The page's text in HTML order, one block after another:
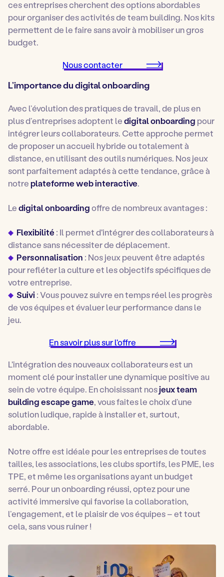
ces entreprises cherchent des options abordables
pour organiser des activités de team building. Nos kits
permettent de le faire sans avoir à mobiliser un gros
budget.
Nous contacter
L’importance du digital onboarding
Avec l’évolution des pratiques de travail, de plus en
plus d’entreprises adoptent ledigital onboarding pour
intégrer leurs collaborateurs. Cette approche permet
de proposer un accueil hybride ou totalement à
distance, en utilisant des outils numériques. Nos jeux
sont parfaitement adaptés à cette tendance, grâce à
notreplateforme web interactive.
Ledigital onboardingoffre de nombreux avantages :
Flexibilité : Il permet d'intégrer des collaborateurs à
distance sans nécessiter de déplacement.
Personnalisation : Nos jeux peuvent être adaptés
pour refléter la culture et les objectifs spécifiques de
votre entreprise.
Suivi: Vous pouvez suivre en temps réel les progrès
de vos équipes et évaluer leur performance dans le
jeu.
En savoir plus sur l'offre
L'intégration des nouveaux collaborateurs est un
moment clé pour installer une dynamique positive au
sein de votre équipe. En choisissant nosjeux team
building escape game, vous faites le choix d’une
solution ludique, rapide à installer et, surtout,
abordable.
Notre offre est idéale pour les entreprises de toutes
tailles, les associations, les clubs sportifs, les PME, les
TPE, et même les organisations ayant un budget
serré. Pour un onboarding réussi, optez pour une
activité immersive qui favorise la collaboration,
l’engagement, et le plaisir de vos équipes – et tout
cela, sans vous ruiner !